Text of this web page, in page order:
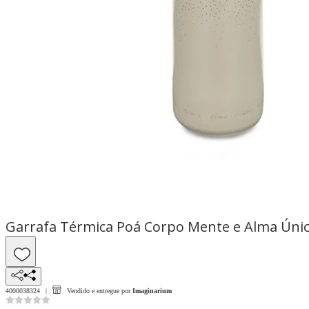
Garrafa Térmica Poá Corpo Mente e Alma
4000038324 Vendido e entregue por Imaginarium